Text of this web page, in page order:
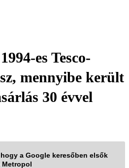
es Tesco-
mennyibe került
30 évvel
a Google keresőben elsők
Metropol